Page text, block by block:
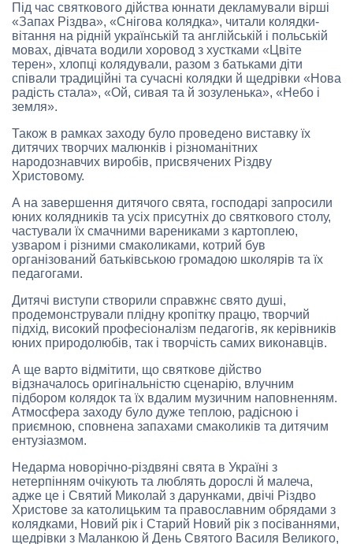
Під час святкового дійства юннати декламували вірші
«Запах Різдва», «Снігова колядка», читали колядки-
вітання на рідній українській та англійській і польській
мовах, дівчата водили хоровод з хустками «Цвіте
терен», хлопці колядували, разом з батьками діти
співали традиційні та сучасні колядки й щедрівки «Нова
радість стала», «Ой, сивая та й зозуленька», «Небо і
земля».
Також в рамках заходу було проведено виставку їх
дитячих творчих малюнків і різноманітних
народознавчих виробів, присвячених Різдву
Христовому.
А на завершення дитячого свята, господарі запросили
юних колядників та усіх присутніх до святкового столу,
частували їх смачними варениками з картоплею,
узваром і різними смаколиками, котрий був
організований батьківською громадою школярів та їх
педагогами.
Дитячі виступи створили справжнє свято душі,
продемонстрували плідну кропітку працю, творчий
підхід, високий професіоналізм педагогів, як керівників
юних природолюбів, так і творчість самих виконавців.
А ще варто відмітити, що святкове дійство
відзначалось оригінальністю сценарію, влучним
підбором колядок та їх вдалим музичним наповненням.
Атмосфера заходу було дуже теплою, радісною і
приємною, сповнена запахами смаколиків та дитячим
ентузіазмом.
Недарма новорічно-різдвяні свята в Україні з
нетерпінням очікують та люблять дорослі й малеча,
адже це і Святий Миколай з дарунками, двічі Різдво
Христове за католицьким та православним обрядами з
колядками, Новий рік і Старий Новий рік з посіваннями,
щедрівки з Маланкою й День Святого Василя Великого,